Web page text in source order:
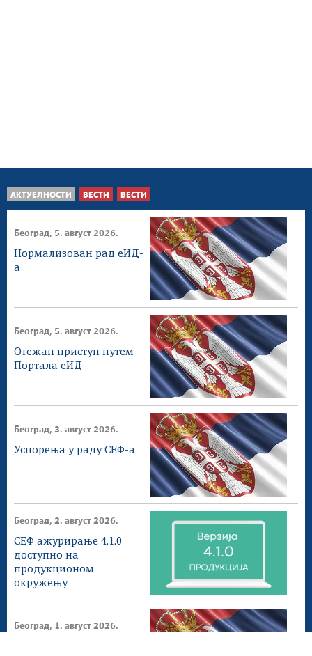
АКТУЕЛНОСТИ ВЕСТИ ВЕСТИ
Београд, 5. август 2026.
Нормализован рад еИД-
а
Београд, 5. август 2026.
Отежан приступ путем
Портала еИД
Београд, 3. август 2026.
Успорења у раду СЕФ-а
Београд, 2. август 2026.
СЕФ ажурирање 4.1.0
доступнo на
продукционом
окружењу
Београд, 1. август 2026.